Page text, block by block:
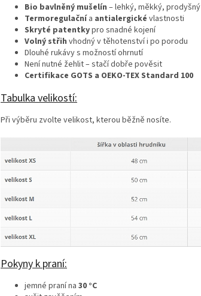
Bio bavlněný mušelín – lehký, měkký, prodyšný
Termoregulačnía antialergické vlastnosti
Skryté patentkypro snadné kojení
Volný střih vhodný v těhotenství i po porodu
Dlouhé rukávy s možností ohrnutí
Není nutné žehlit – stačí dobře pověsit
Certifikace GOTS a OEKO‑TEX Standard 100
Tabulka velikostí:
Při výběru zvolte velikost, kterou běžně nosíte.
Pokyny k praní:
jemné praní na 30 °C